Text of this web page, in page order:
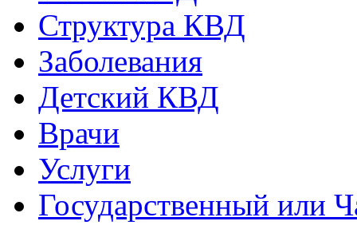
Структура КВД
Заболевания
Детский КВД
Врачи
Услуги
Государственный или